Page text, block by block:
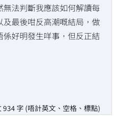
法判斷我應該如何解讀每
最後咁反高潮嘅結局，做
好明發生咩事，但反正結
934 字 (唔計英文、空格、標點)